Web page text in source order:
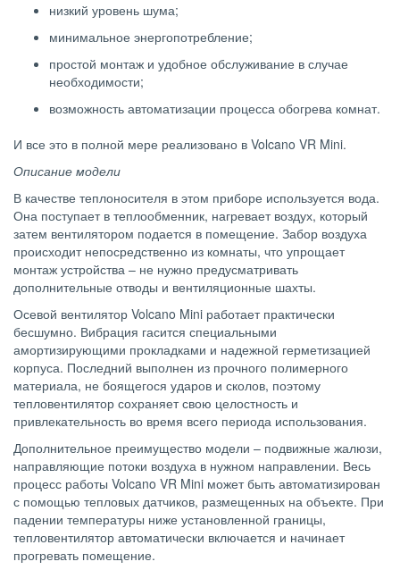
низкий уровень шума;
минимальное энергопотребление;
простой монтаж и удобное обслуживание в случае
необходимости;
возможность автоматизации процесса обогрева комнат.
И все это в полной мере реализовано в Volcano VR Mini.
Описание модели
В качестве теплоносителя в этом приборе используется вода.
Она поступает в теплообменник, нагревает воздух, который
затем вентилятором подается в помещение. Забор воздуха
происходит непосредственно из комнаты, что упрощает
монтаж устройства – не нужно предусматривать
дополнительные отводы и вентиляционные шахты.
Осевой вентилятор Volcano Mini работает практически
бесшумно. Вибрация гасится специальными
амортизирующими прокладками и надежной герметизацией
корпуса. Последний выполнен из прочного полимерного
материала, не боящегося ударов и сколов, поэтому
тепловентилятор сохраняет свою целостность и
привлекательность во время всего периода использования.
Дополнительное преимущество модели – подвижные жалюзи,
направляющие потоки воздуха в нужном направлении. Весь
процесс работы Volcano VR Mini может быть автоматизирован
с помощью тепловых датчиков, размещенных на объекте. При
падении температуры ниже установленной границы,
тепловентилятор автоматически включается и начинает
прогревать помещение.